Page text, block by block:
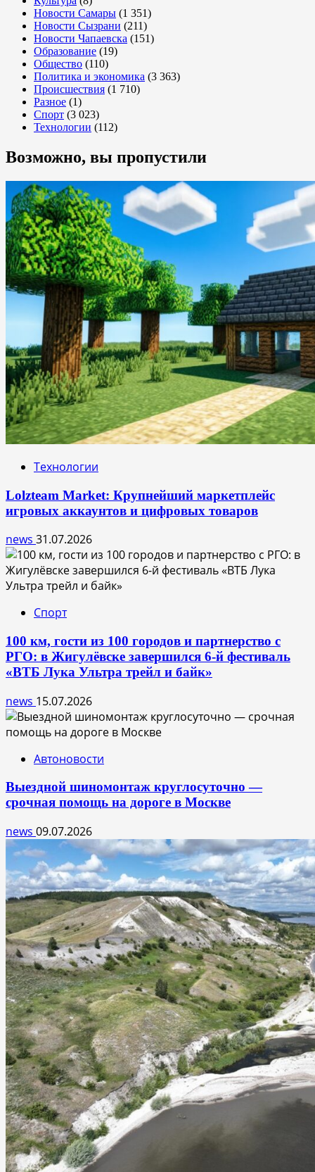
Новости Самары (1 351)
Новости Сызрани (211)
Новости Чапаевска (151)
Образование (19)
Общество (110)
Политика и экономика (3 363)
Происшествия (1 710)
Разное (1)
Спорт (3 023)
Технологии (112)
Возможно, вы пропустили
Технологии
Lolzteam Market: Крупнейший маркетплейс
игровых аккаунтов и цифровых товаров
news 31.07.2026
Спорт
100 км, гости из 100 городов и партнерство с
РГО: в Жигулёвске завершился 6-й фестиваль
«ВТБ Лука Ультра трейл и байк»
news 15.07.2026
Автоновости
Выездной шиномонтаж круглосуточно —
срочная помощь на дороге в Москве
news 09.07.2026